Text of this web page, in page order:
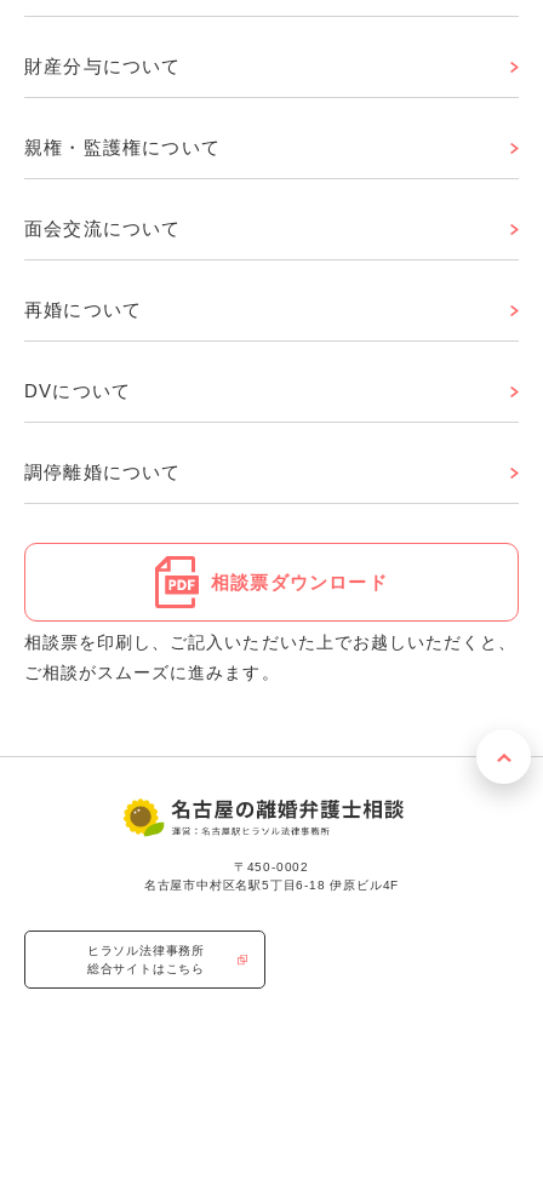
財産分与について
親権・監護権について
面会交流について
再婚について
DVについて
調停離婚について
相談票ダウンロード
相談票を印刷し、ご記入いただいた上でお越しいただくと、
ご相談がスムーズに進みます。
〒450-0002
名古屋市中村区名駅5丁目6-18 伊原ビル4F
ヒラソル法律事務所
総合サイトはこちら